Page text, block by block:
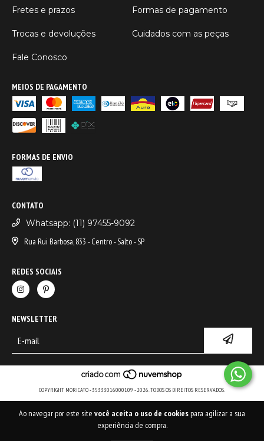
Ao navegar por este site você aceita o uso de cookiespara agilizar a sua
experiência de compra.
Fretes e prazos Formas de pagamento
Trocas e devoluções Cuidados com as peças
Fale Conosco
MEIOS DE PAGAMENTO
FORMAS DE ENVIO
CONTATO
Whatsapp: (11) 97455-9092
Rua Rui Barbosa, 833 - Centro - Salto - SP
REDES SOCIAIS
NEWSLETTER
COPYRIGHT MORICATO - 35333016000109 - 2026. TODOS OS DIREITOS RESERVADOS.